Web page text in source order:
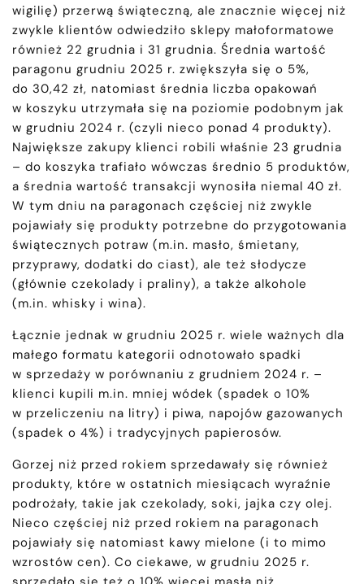
wigilię) przerwą świąteczną, ale znacznie więcej niż
zwykle klientów odwiedziło sklepy małoformatowe
również 22 grudnia i 31 grudnia. Średnia wartość
paragonu grudniu 2025 r. zwiększyła się o 5%,
do 30,42 zł, natomiast średnia liczba opakowań
w koszyku utrzymała się na poziomie podobnym jak
w grudniu 2024 r. (czyli nieco ponad 4 produkty).
Największe zakupy klienci robili właśnie 23 grudnia
– do koszyka trafiało wówczas średnio 5 produktów,
a średnia wartość transakcji wynosiła niemal 40 zł.
W tym dniu na paragonach częściej niż zwykle
pojawiały się produkty potrzebne do przygotowania
świątecznych potraw (m.in. masło, śmietany,
przyprawy, dodatki do ciast), ale też słodycze
(głównie czekolady i praliny), a także alkohole
(m.in. whisky i wina).
Łącznie jednak w grudniu 2025 r. wiele ważnych dla
małego formatu kategorii odnotowało spadki
w sprzedaży w porównaniu z grudniem 2024 r. –
klienci kupili m.in. mniej wódek (spadek o 10%
w przeliczeniu na litry) i piwa, napojów gazowanych
(spadek o 4%) i tradycyjnych papierosów.
Gorzej niż przed rokiem sprzedawały się również
produkty, które w ostatnich miesiącach wyraźnie
podrożały, takie jak czekolady, soki, jajka czy olej.
Nieco częściej niż przed rokiem na paragonach
pojawiały się natomiast kawy mielone (i to mimo
wzrostów cen). Co ciekawe, w grudniu 2025 r.